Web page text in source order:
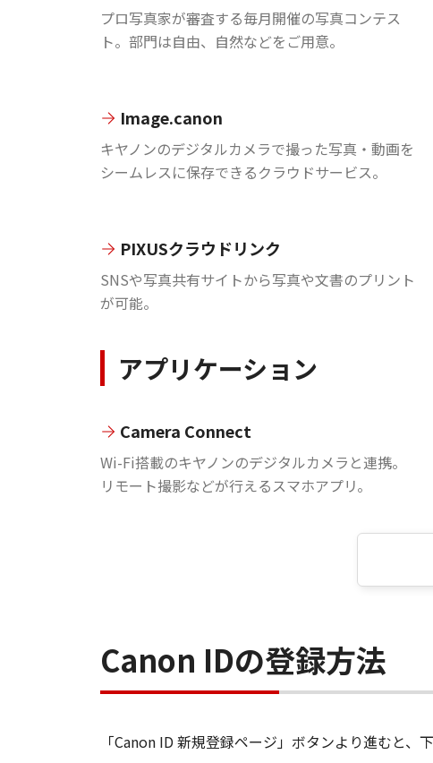
プロ写真家が審査する毎月開催の写真コンテス
ト。部門は自由、自然などをご用意。
Image.canon
キヤノンのデジタルカメラで撮った写真・動画を
シームレスに保存できるクラウドサービス。
PIXUSクラウドリンク
SNSや写真共有サイトから写真や文書のプリント
が可能。
アプリケーション
Camera Connect
Wi-Fi搭載のキヤノンのデジタルカメラと連携。
リモート撮影などが行えるスマホアプリ。
Canon IDの登録方法
「Canon ID 新規登録ページ」ボタンより進むと、